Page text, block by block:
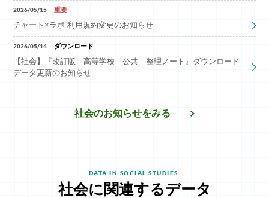
2026/05/15 重要
チャート×ラボ 利用規約変更のお知らせ
2026/05/14 ダウンロード
【社会】『改訂版 高等学校 公共 整理ノート』ダウンロード
データ更新のお知らせ
社会のお知らせをみる
DATA IN SOCIAL STUDIES.
社会に関連するデータ